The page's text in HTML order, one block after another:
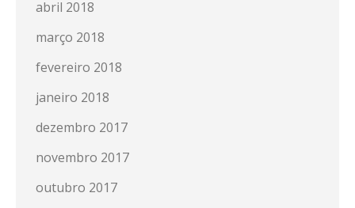
abril 2018
março 2018
fevereiro 2018
janeiro 2018
dezembro 2017
novembro 2017
outubro 2017